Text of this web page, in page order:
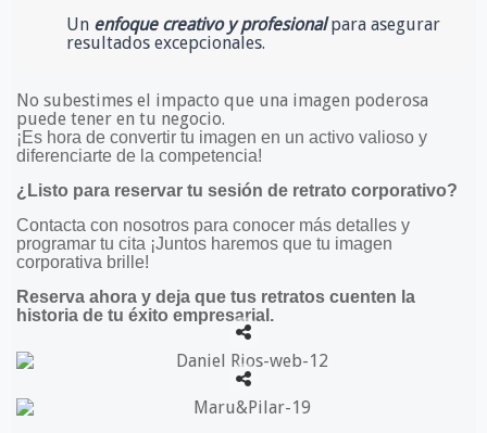
Un enfoque creativo y profesionalpara asegurar
resultados excepcionales.
No subestimes el impacto que una imagen poderosa
puede tener en tu negocio.
¡Es hora de convertir tu imagen en un activo valioso y
diferenciarte de la competencia!
¿Listo para reservar tu sesión de retrato corporativo?
Contacta con nosotros para conocer más detalles y
programar tu cita ¡Juntos haremos que tu imagen
corporativa brille!
Reserva ahora y deja que tus retratos cuenten la
historia de tu éxito empresarial.